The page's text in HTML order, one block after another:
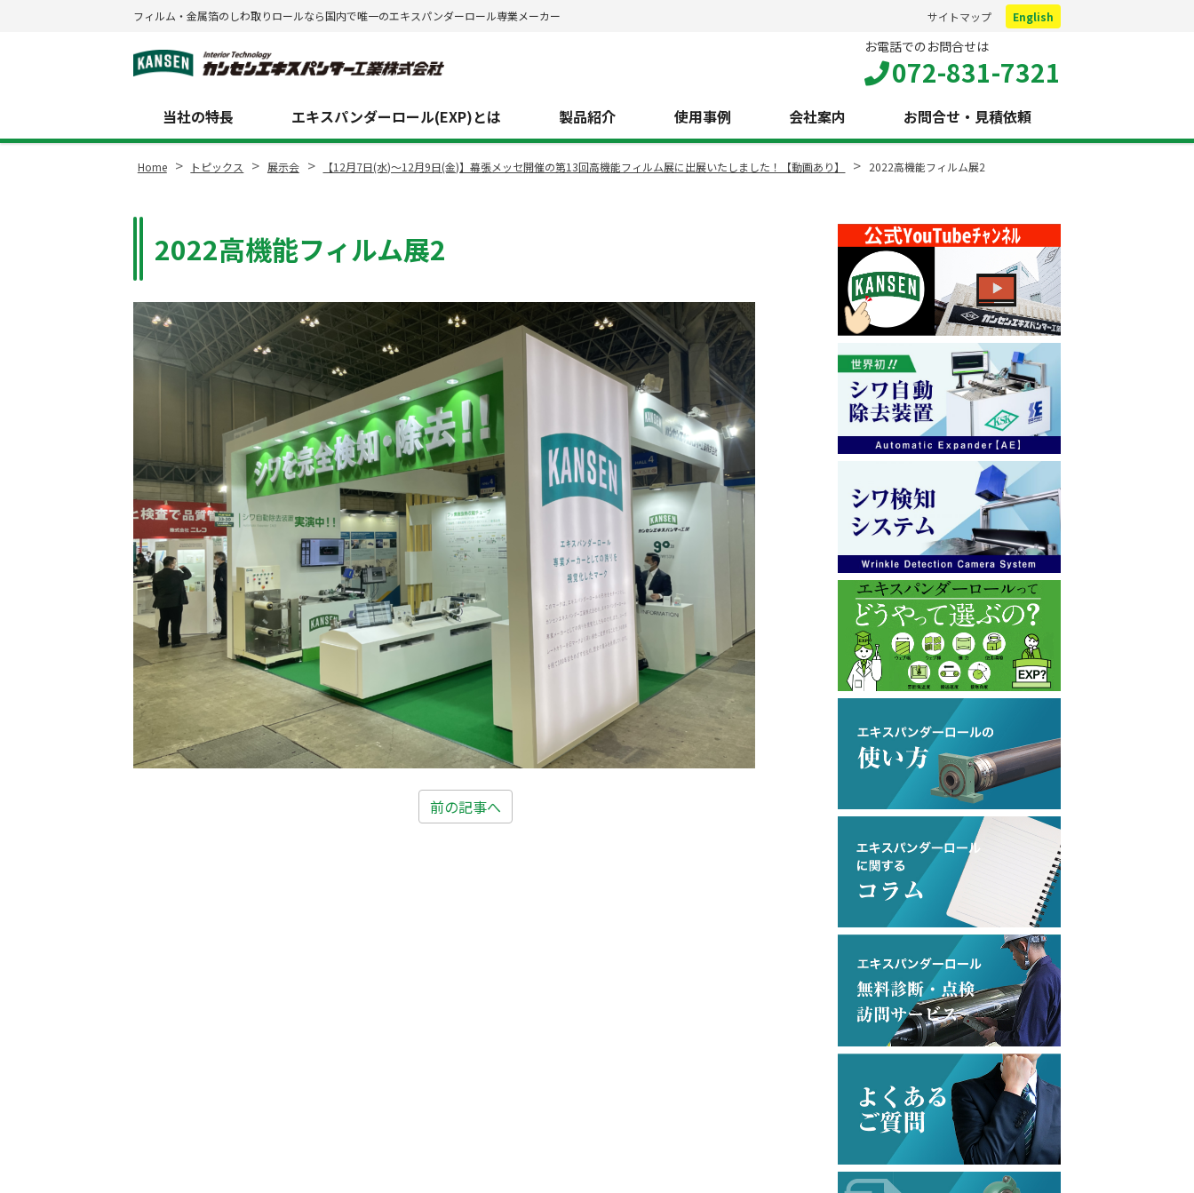
フィルム・金属箔のしわ取りロールなら国内で唯一のエキスパンダーロール専業メーカー サイトマップ English
お電話でのお問合せは
072-831-7321
当社の特長 エキスパンダーロール(EXP)とは 製品紹介 使用事例 会社案内 お問合せ・見積依頼
Home > トピックス > 展示会 > 【12月7日(水)～12月9日(金)】幕張メッセ開催の第13回高機能フィルム展に出展いたしました！【動画あり】 > 2022高機能フィルム展2
2022高機能フィルム展2
前の記事へ